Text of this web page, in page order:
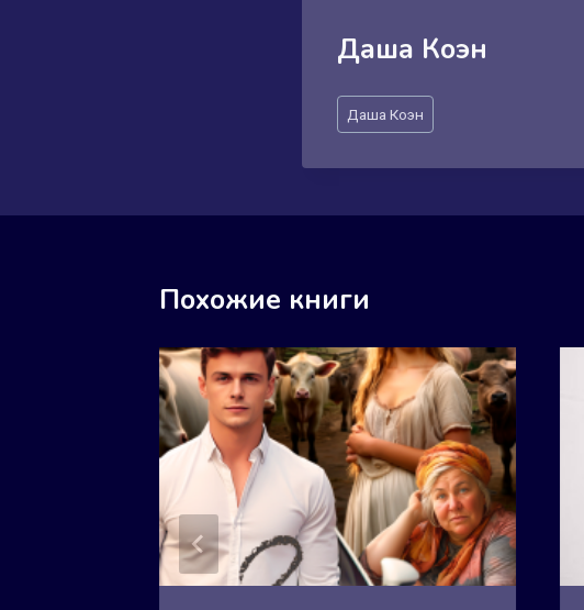
Даша Коэн
Метки
записи:
Даша Коэн
Похожие книги